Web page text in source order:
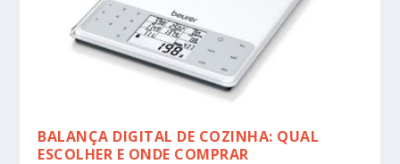
BALANÇA DIGITAL DE COZINHA: QUAL
ESCOLHER E ONDE COMPRAR